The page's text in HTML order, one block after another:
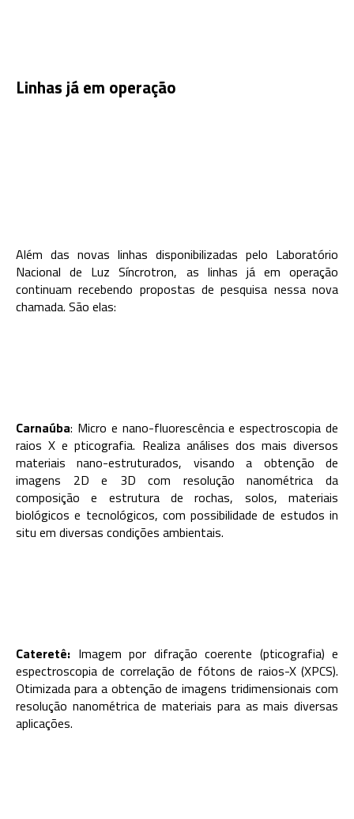
Linhas já em operação
Além das novas linhas disponibilizadas pelo Laboratório
Nacional de Luz Síncrotron, as linhas já em operação
continuam recebendo propostas de pesquisa nessa nova
chamada. São elas:
Carnaúba: Micro e nano-fluorescência e espectroscopia de
raios X e pticografia. Realiza análises dos mais diversos
materiais nano-estruturados, visando a obtenção de
imagens 2D e 3D com resolução nanométrica da
composição e estrutura de rochas, solos, materiais
biológicos e tecnológicos, com possibilidade de estudos in
situ em diversas condições ambientais.
Cateretê: Imagem por difração coerente (pticografia) e
espectroscopia de correlação de fótons de raios-X (XPCS).
Otimizada para a obtenção de imagens tridimensionais com
resolução nanométrica de materiais para as mais diversas
aplicações.